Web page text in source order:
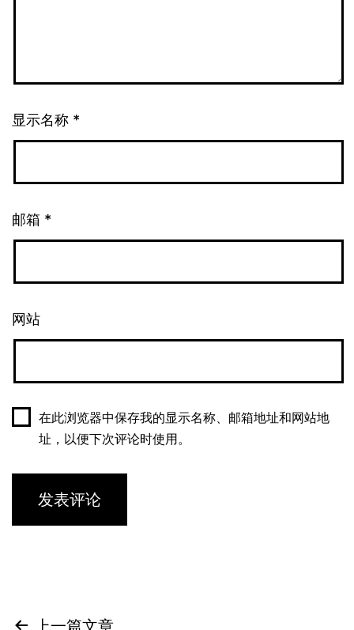
显示名称 *
邮箱 *
网站
在此浏览器中保存我的显示名称、邮箱地址和网站地
址，以便下次评论时使用。
上一篇文章